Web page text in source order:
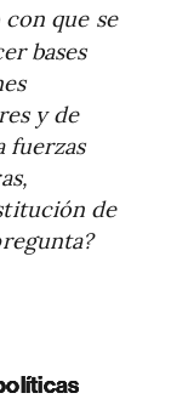
que se
bases
y de
fuerzas
de